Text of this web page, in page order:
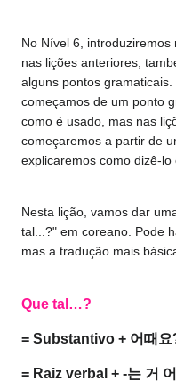
No Nível 6,
nas lições anteriores,
alguns pontos
começamos de um ponto
como é usado, mas nas
começaremos a partir de
explicaremos como dizê-lo
Nesta lição, vamos dar
tal...?" em coreano. Pode
mas a tradução mais
Que tal…?
= Substantivo + 어때요
= Raiz verbal + -는 거